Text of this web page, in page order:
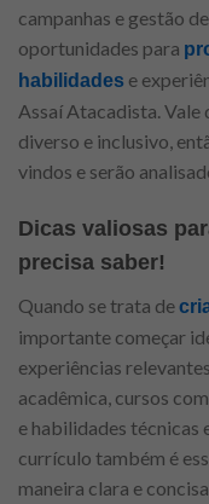
campanhas e gestão
oportunidades para
habilidades e
Assaí Atacadista. Vale
diverso e inclusivo,
vindos e serão
Dicas valiosas
precisa saber!
Quando se trata de
importante começar
experiências
acadêmica, cursos
e habilidades técnicas
currículo também é
maneira clara e